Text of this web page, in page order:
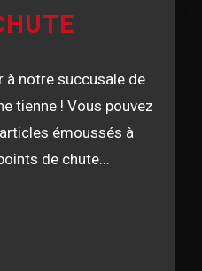
à notre succusale de
tienne ! Vous pouvez
émoussés à
de chute...